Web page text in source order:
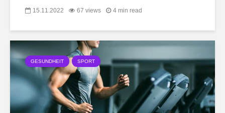
15.11.2022 67 views 4 min read
GESUNDHEIT SPORT